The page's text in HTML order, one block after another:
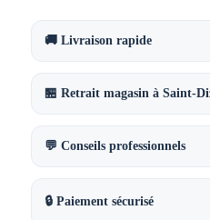
🚚 Livraison rapide
🏪 Retrait magasin à Saint-
💬 Conseils professionnels
🔒 Paiement sécurisé